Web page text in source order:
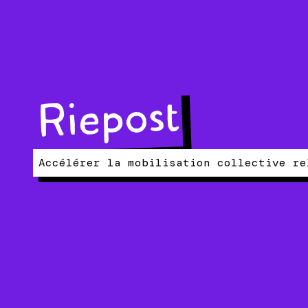
Riepost
Accélérer la mobilisation collective